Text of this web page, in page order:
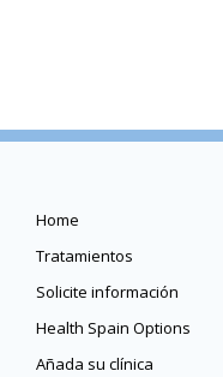
Home
Tratamientos
Solicite información
Health Spain Options
Añada su clínica